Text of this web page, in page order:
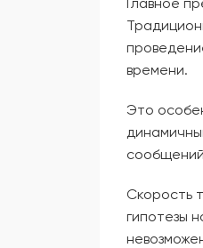
времени.
Это
Скорость
гипотезы